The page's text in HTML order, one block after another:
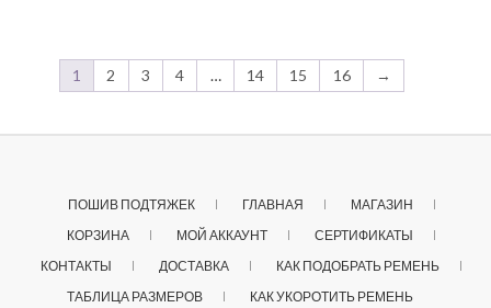
1 2 3 4 … 14 15 16 →
ПОШИВ ПОДТЯЖЕК ГЛАВНАЯ
МАГАЗИН
КОРЗИНА
МОЙ АККАУНТ
СЕРТИФИКАТЫ
КОНТАКТЫ
ДОСТАВКА
КАК ПОДОБРАТЬ РЕМЕНЬ
ТАБЛИЦА РАЗМЕРОВ
КАК УКОРОТИТЬ РЕМЕНЬ